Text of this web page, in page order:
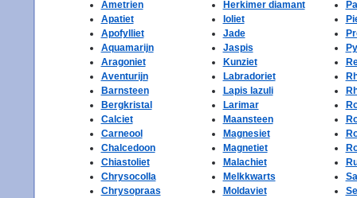
Ametrien
Apatiet
Apofylliet
Aquamarijn
Aragoniet
Aventurijn
Barnsteen
Bergkristal
Calciet
Carneool
Chalcedoon
Chiastoliet
Chrysocolla
Chrysopraas
Herkimer diamant
Ioliet
Jade
Jaspis
Kunziet
Labradoriet
Lapis lazuli
Larimar
Maansteen
Magnesiet
Magnetiet
Malachiet
Melkkwarts
Moldaviet